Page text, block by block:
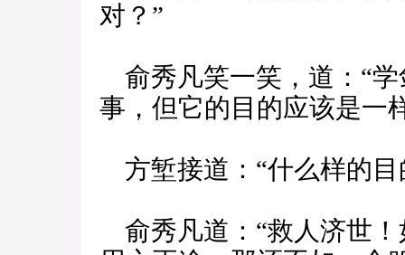
对？”
俞秀凡笑一笑，道：“
事，但它的目的应该是一
方堑接道：“什么样的目
俞秀凡道：“救人济世